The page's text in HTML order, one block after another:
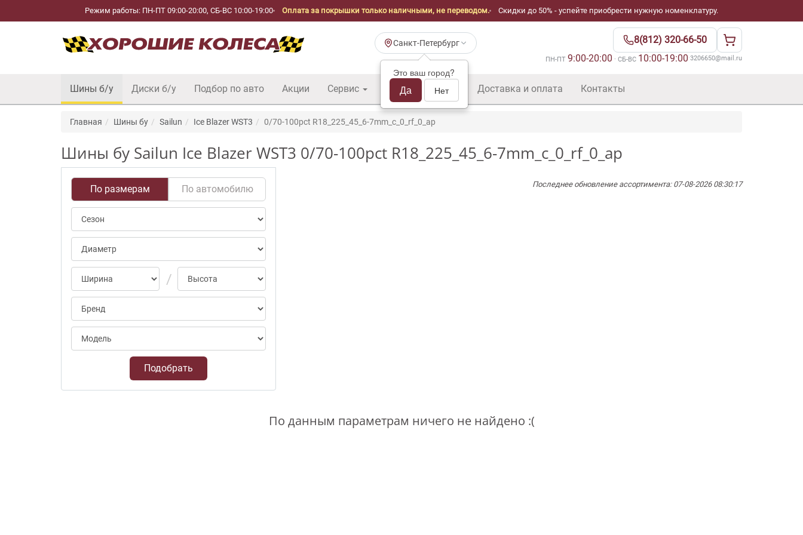
Режим работы: ПН-ПТ 09:00-20:00, СБ-ВС 10:00-19:00 Оплата за покрышки только наличными, не переводом. Скидки до 50% - успейте приобрести нужную номенклатуру.
Санкт-Петербург
Это ваш город?
Да Нет
8(812) 320-66-50
ПН-ПТ 9:00-20:00 · СБ-ВС 10:00-19:00·3206650@mail.ru
Шины б/у Диски б/у Подбор по авто Акции Сервис Шины б/у оптом Доставка и оплата Контакты
Главная Шины бу Sailun Ice Blazer WST3 0/70-100pct R18_225_45_6-7mm_c_0_rf_0_ap
Шины бу Sailun Ice Blazer WST3 0/70-100pct R18_225_45_6-7mm_c_0_rf_0_ap
По размерам По автомобилю
Подобрать
Последнее обновление ассортимента: 07-08-2026 08:30:17
По данным параметрам ничего не найдено :(